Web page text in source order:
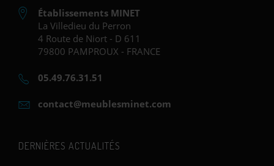
Établissements MINET
La Villedieu du Perron
4 Route de Niort - D 611
79800 PAMPROUX - FRANCE
05.49.76.31.51
contact@meublesminet.com
DERNIÈRES ACTUALITÉS